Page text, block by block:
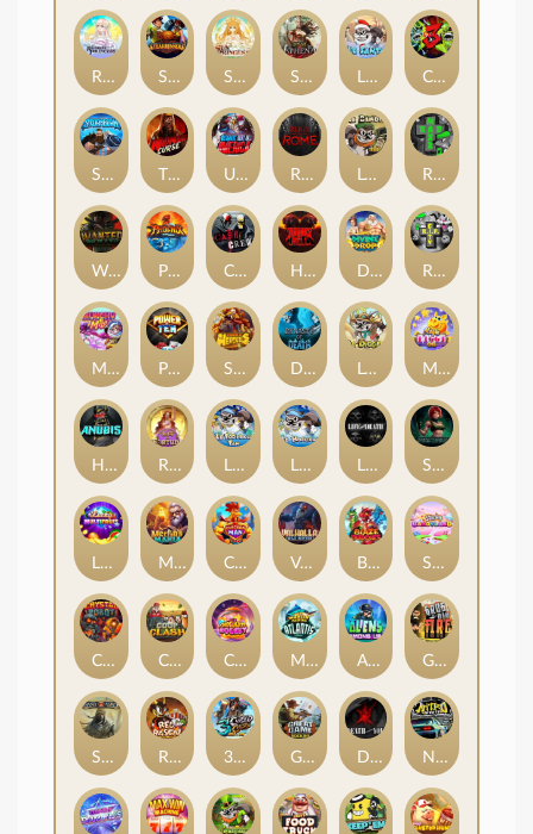
RAINBOW PRINCESS STEAMRUNNERS SUN PRINCESS SPEAR OF ATHENA LE SANTA CHAOS CREW 3
STORMBORN THE WILDWOOD CURSE Ultimate Slot of America Reign of Rome Le Bandit Rad Maxx
Wanted Dead or a Wild Phoenix Cash Crew Hounds Of Hell Divine Drop RIP City
Munchy Milo Power of 10 Strength Of Hercules Dynasty of Death Le Digger Magic Piggy OG
Hand of Anubis Rise of Fortuna LE FOOTBALL FAN LE HOOLIGAN Life and Death Shadow Treasure
Lucky Multifruit Merlin's Mania Chicken Man Valhalla: Wild Winter Blaze Buddies Sticky Candyland
Crystal Robot Coop Clash Chocolate Rocket Marlin Masters Atlantis Aliens Among Us Grug Make Fire
Sand and Ashes Red Rascal™ 3 Cursed Chests™ Great Game Rockies Death Becomes You Nitro Nights